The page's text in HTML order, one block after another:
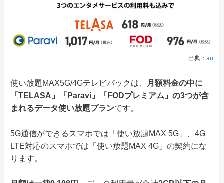
出典： au
使い放題MAX5G/4Gテレビパックは、
月額料金の中に
「TELASA」「Paravi」「FODプレミアム」の3つが含
まれるデータ使い放題プランです。
5G通信ができるスマホでは「使い放題MAX 5G」、4G
LTE対応のスマホでは「使い放題MAX 4G」の契約にな
ります。